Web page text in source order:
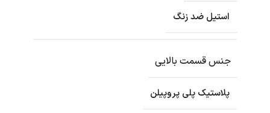
استیل ضد زنگ
جنس قسمت بالایی
پلاستیک پلی پروپیلن